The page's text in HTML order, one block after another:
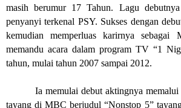
masih berumur 17 Tahun. Lagu
penyanyi terkenal PSY. Sukses dengan
kemudian memperluas karirnya
memandu acara dalam program TV “1
tahun, mulai tahun 2007 sampai 2012.
Ia memulai debut aktingnya
tayang di MBC berjudul “Nonstop 5”